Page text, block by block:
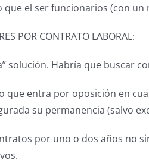
que el ser funcionarios (con
POR CONTRATO LABORAL:
solución. Habría que buscar
que entra por oposición en
su permanencia (salvo
por uno o dos años no